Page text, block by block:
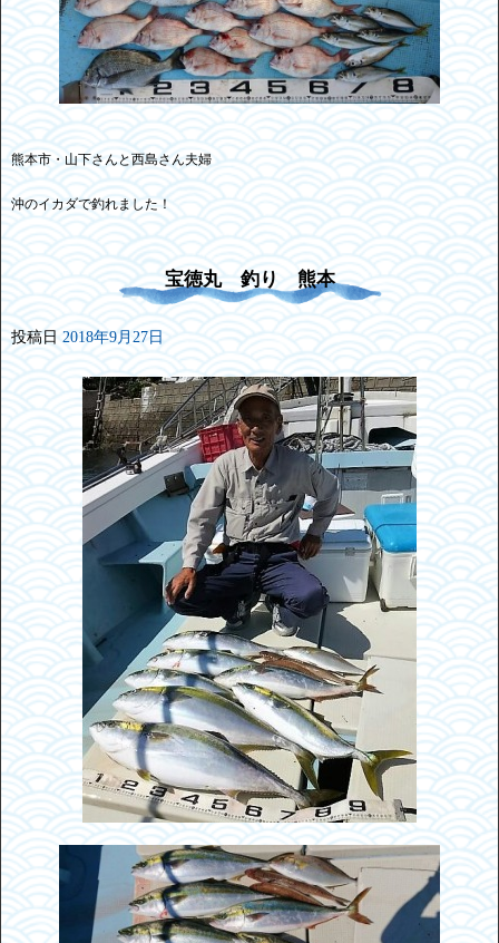
熊本市・山下さんと西島さん夫婦
沖のイカダで釣れました！
宝徳丸 釣り 熊本
投稿日 2018年9月27日